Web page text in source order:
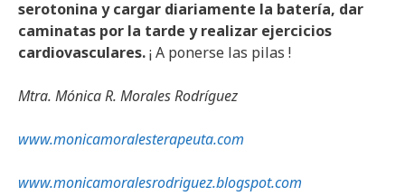
serotonina y cargar diariamente la batería, dar
caminatas por la tarde y realizar ejercicios
cardiovasculares.¡ A ponerse las pilas !
Mtra. Mónica R. Morales Rodríguez
www.monicamoralesterapeuta.com
www.monicamoralesrodriguez.blogspot.com